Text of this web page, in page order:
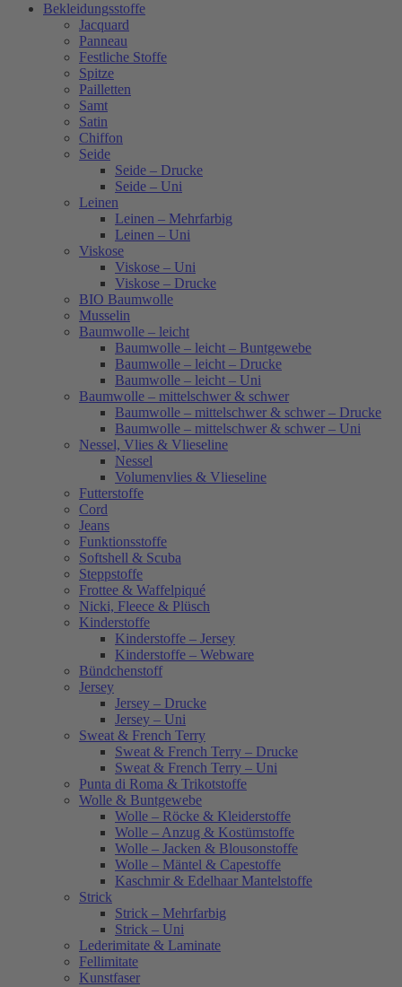
Bekleidungsstoffe
Jacquard
Panneau
Festliche Stoffe
Spitze
Pailletten
Samt
Satin
Chiffon
Seide
Seide – Drucke
Seide – Uni
Leinen
Leinen – Mehrfarbig
Leinen – Uni
Viskose
Viskose – Uni
Viskose – Drucke
BIO Baumwolle
Musselin
Baumwolle – leicht
Baumwolle – leicht – Buntgewebe
Baumwolle – leicht – Drucke
Baumwolle – leicht – Uni
Baumwolle – mittelschwer & schwer
Baumwolle – mittelschwer & schwer – Drucke
Baumwolle – mittelschwer & schwer – Uni
Nessel, Vlies & Vlieseline
Nessel
Volumenvlies & Vlieseline
Futterstoffe
Cord
Jeans
Funktionsstoffe
Softshell & Scuba
Steppstoffe
Frottee & Waffelpiqué
Nicki, Fleece & Plüsch
Kinderstoffe
Kinderstoffe – Jersey
Kinderstoffe – Webware
Bündchenstoff
Jersey
Jersey – Drucke
Jersey – Uni
Sweat & French Terry
Sweat & French Terry – Drucke
Sweat & French Terry – Uni
Punta di Roma & Trikotstoffe
Wolle & Buntgewebe
Wolle – Röcke & Kleiderstoffe
Wolle – Anzug & Kostümstoffe
Wolle – Jacken & Blousonstoffe
Wolle – Mäntel & Capestoffe
Kaschmir & Edelhaar Mantelstoffe
Strick
Strick – Mehrfarbig
Strick – Uni
Lederimitate & Laminate
Fellimitate
Kunstfaser